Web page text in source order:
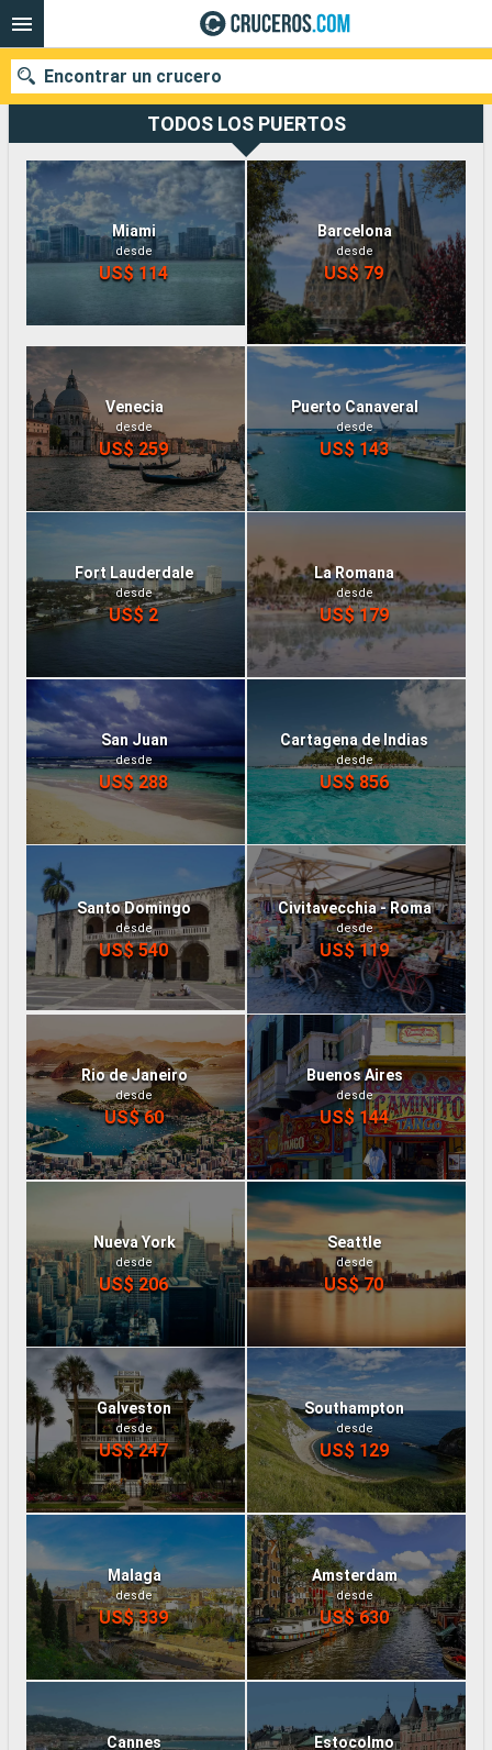
Encontrar un crucero
Nuestros destinos
Fecha de salida
Compañías
Buscar
TODOS LOS PUERTOS
Miami
desde
US$ 114
Barcelona
desde
US$ 79
Venecia
desde
US$ 259
Puerto Canaveral
desde
US$ 143
Fort Lauderdale
desde
US$ 2
La Romana
desde
US$ 179
San Juan
desde
US$ 288
Cartagena de Indias
desde
US$ 856
Santo Domingo
desde
US$ 540
Civitavecchia - Roma
desde
US$ 119
Rio de Janeiro
desde
US$ 60
Buenos Aires
desde
US$ 144
Nueva York
desde
US$ 206
Seattle
desde
US$ 70
Galveston
desde
US$ 247
Southampton
desde
US$ 129
Malaga
desde
US$ 339
Amsterdam
desde
US$ 630
Cannes Estocolmo